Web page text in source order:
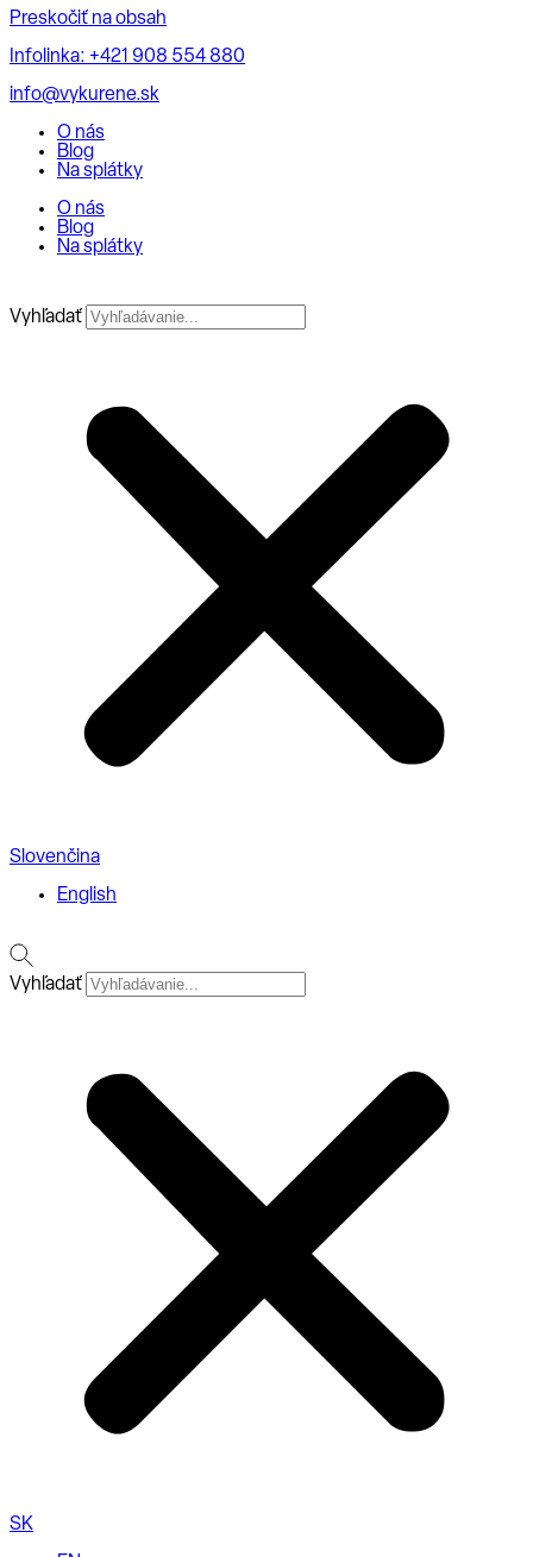
Preskočiť na obsah
Infolinka: +421 908 554 880
info@vykurene.sk
O nás
Blog
Na splátky
O nás
Blog
Na splátky
Vyhľadať
Slovenčina
English
Vyhľadať
SK